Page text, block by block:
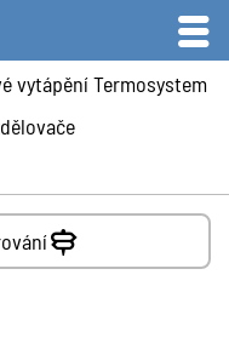
vytápění Termosystem